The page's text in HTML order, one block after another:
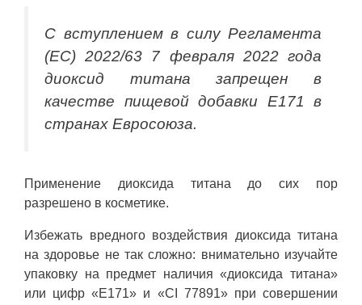
С вступлением в силу Регламента
(ЕС) 2022/63 7 февраля 2022 года
диоксид титана запрещен в
качестве пищевой добавки E171 в
странах Евросоюза.
Применение диоксида титана до сих пор
разрешено в косметике.
Избежать вредного воздействия диоксида титана
на здоровье не так сложно: внимательно изучайте
упаковку на предмет наличия «диоксида титана»
или цифр «E171» и «CI 77891» при совершении